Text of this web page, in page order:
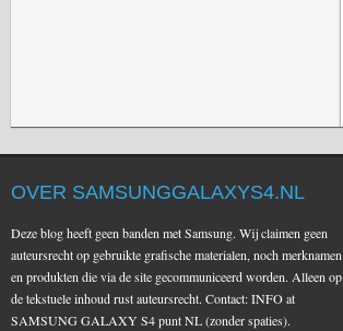
OVER SAMSUNGGALAXYS4.NL
Deze blog heeft geen banden met Samsung. Wij claimen geen
auteursrecht op gebruikte grafische materialen, noch merknamen
en produkten die via de site gecommuniceerd worden. Alleen op
de tekstuele inhoud rust auteursrecht. Contact: INFO at
SAMSUNG GALAXY S4 punt NL (zonder spaties).